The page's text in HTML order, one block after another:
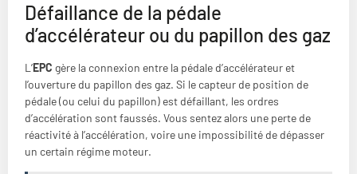
Défaillance de la pédale
d’accélérateur ou du papillon des gaz
L’EPC gère la connexion entre la pédale d’accélérateur et
l’ouverture du papillon des gaz. Si le capteur de position de
pédale (ou celui du papillon) est défaillant, les ordres
d’accélération sont faussés. Vous sentez alors une perte de
réactivité à l’accélération, voire une impossibilité de dépasser
un certain régime moteur.